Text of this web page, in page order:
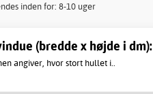
inden for: 8-10 uger
(bredde x højde i dm):
angiver, hvor stort hullet i..